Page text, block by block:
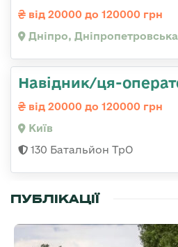
від 20000 до 120000 грн
Дніпро,
Навідник/ця-
від 20000 до 120000 грн
Київ
130 Батальйон ТрО
ПУБЛІКАЦІЇ